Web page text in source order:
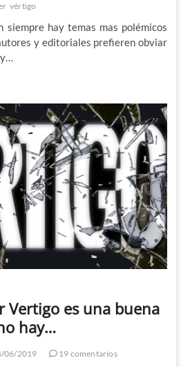
vértigo
hay temas mas polémicos
y editoriales prefieren obviar
Vertigo es una buena
hay…
06/2019
19 comentarios